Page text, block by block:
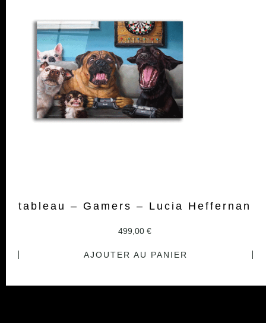
tableau – Gamers – Lucia Heffernan
499,00€
AJOUTER AU PANIER